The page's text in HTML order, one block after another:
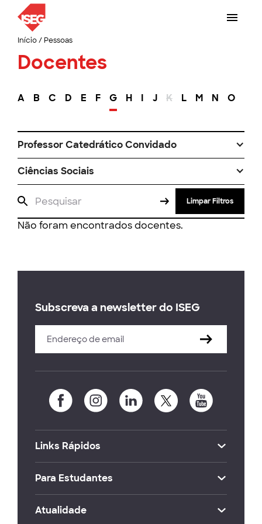
Início/ Pessoas
Docentes
A B C D E F G H I J K L M N O
Professor Catedrático Convidado
Ciências Sociais
Limpar Filtros
Não foram encontrados docentes.
Subscreva a newsletter do ISEG
Links Rápidos
Para Estudantes
Atualidade